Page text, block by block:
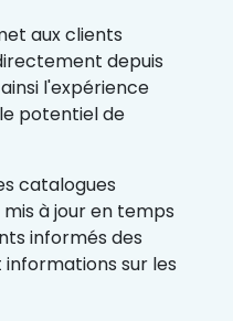
aux clients
depuis
l'expérience
potentiel de
catalogues
à jour en temps
informés des
sur les